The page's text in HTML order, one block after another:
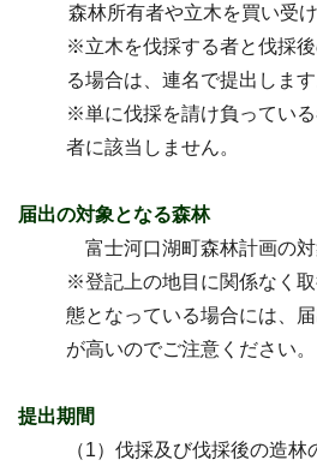
森林所有者や立木を買い受
※立木を伐採する者と伐採
る場合は、連名で提出します
※単に伐採を請け負ってい
者に該当しません。
届出の対象となる森林
富士河口湖町森林計画の
※登記上の地目に関係なく
態となっている場合には、届
が高いのでご注意ください。
提出期間
（1）伐採及び伐採後の造